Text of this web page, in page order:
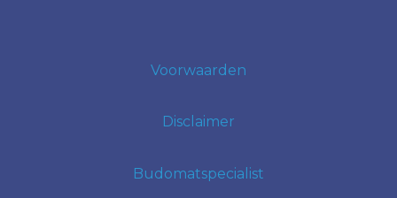
Voorwaarden
Disclaimer
Budomatspecialist